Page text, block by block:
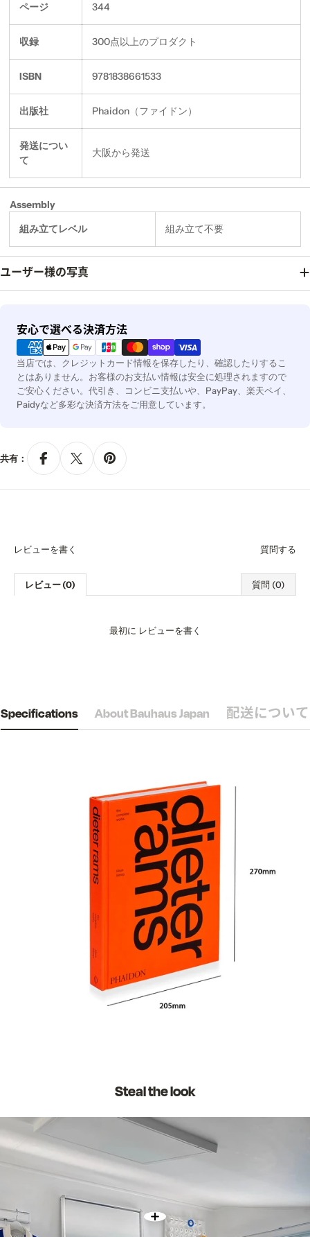
ページ 344
収録 300点以上のプロダクト
ISBN 9781838661533
出版社 Phaidon（ファイドン）
発送につい
て
大阪から発送
Assembly
組み立てレベル
組み立て不要
ユーザー様の写真
安心で選べる決済方法
決
済
方
法
当店では、クレジットカード情報を保存したり、確認したりするこ
とはありません。お客様のお支払い情報は安全に処理されますので
ご安心ください。代引き、コンビニ支払いや、PayPay、楽天ペイ、
Paidyなど多彩な決済方法をご用意しています。
共有：
レビューを書く 質問する
レビュー (0) 質問 (0)
最初に レビューを書く
Specifications About Bauhaus Japan 配送について
Steal the look